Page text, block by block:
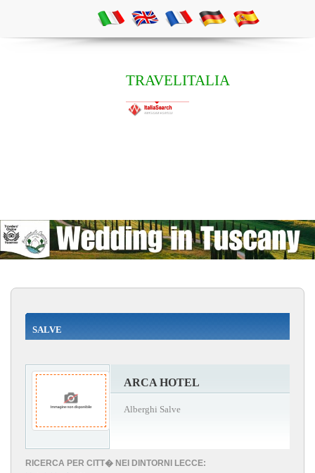
TRAVELITALIA
SALVE
ARCA HOTEL
Alberghi Salve
RICERCA PER CITT� NEI DINTORNI LECCE: